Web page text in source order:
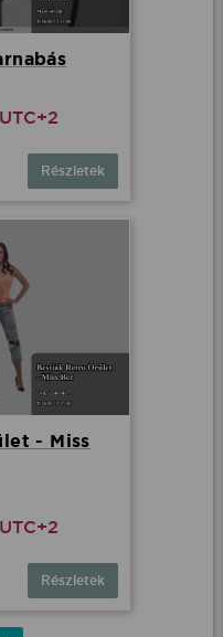
Részletek
- Miss
Részletek